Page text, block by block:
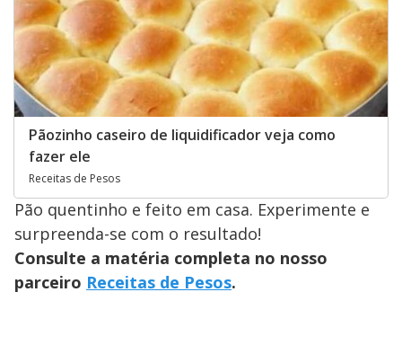
Pãozinho caseiro de liquidificador veja como
fazer ele
Receitas de Pesos
Pão quentinho e feito em casa. Experimente e
surpreenda-se com o resultado!
Consulte a matéria completa no nosso
parceiro Receitas de Pesos.